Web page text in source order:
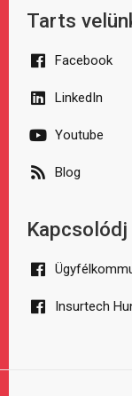
Tarts
Facebook
LinkedIn
Youtube
Blog
Insurtech